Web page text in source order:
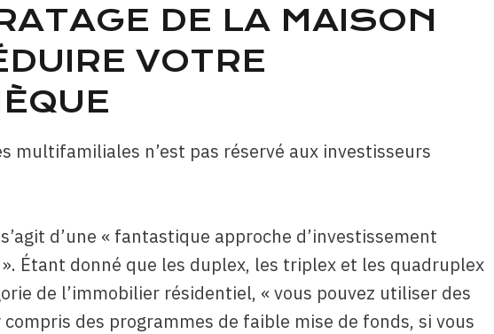
DE LA MAISON
VOTRE
multifamiliales n’est pas réservé aux investisseurs
d’une « fantastique approche d’investissement
». Étant donné que les duplex, les triplex et les quadruplex
de l’immobilier résidentiel, « vous pouvez utiliser des
des programmes de faible mise de fonds, si vous